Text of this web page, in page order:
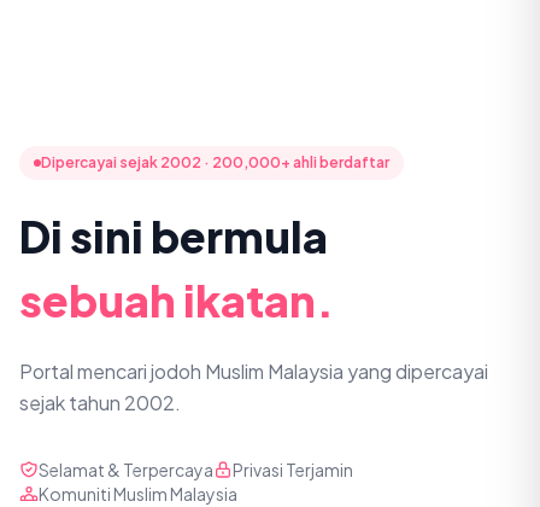
Dipercayai sejak 2002 · 200,000+ ahli berdaftar
Di sini bermula
sebuah ikatan.
Portal mencari jodoh Muslim Malaysia yang dipercayai
sejak tahun 2002.
Selamat & Terpercaya
Privasi Terjamin
Komuniti Muslim Malaysia